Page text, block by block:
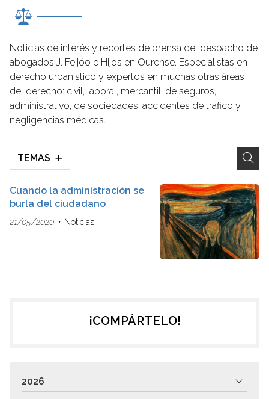
Noticias de interés y recortes de prensa del despacho de
abogados J. Feijóo e Hijos en Ourense. Especialistas en
derecho urbanístico y expertos en muchas otras áreas
del derecho: civil, laboral, mercantil, de seguros,
administrativo, de sociedades, accidentes de tráfico y
negligencias médicas.
TEMAS
Cuando la administración se
burla del ciudadano
21/05/2020 Noticias
¡COMPÁRTELO!
2026